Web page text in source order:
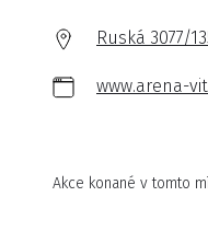
Ruská 3077/
www.arena-
Akce konané v tomto